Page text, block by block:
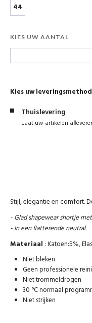
44
KIES UW AANTAL
Kies uw
Thuislevering
Laat uw artikelen
Stijl, elegantie en comfort.
- Glad shapewear shortje
- In een flatterende neutral.
Materiaal : Katoen:5%,
Niet bleken
Geen professionele
Niet trommeldrogen
30 °C normaal
Niet strijken